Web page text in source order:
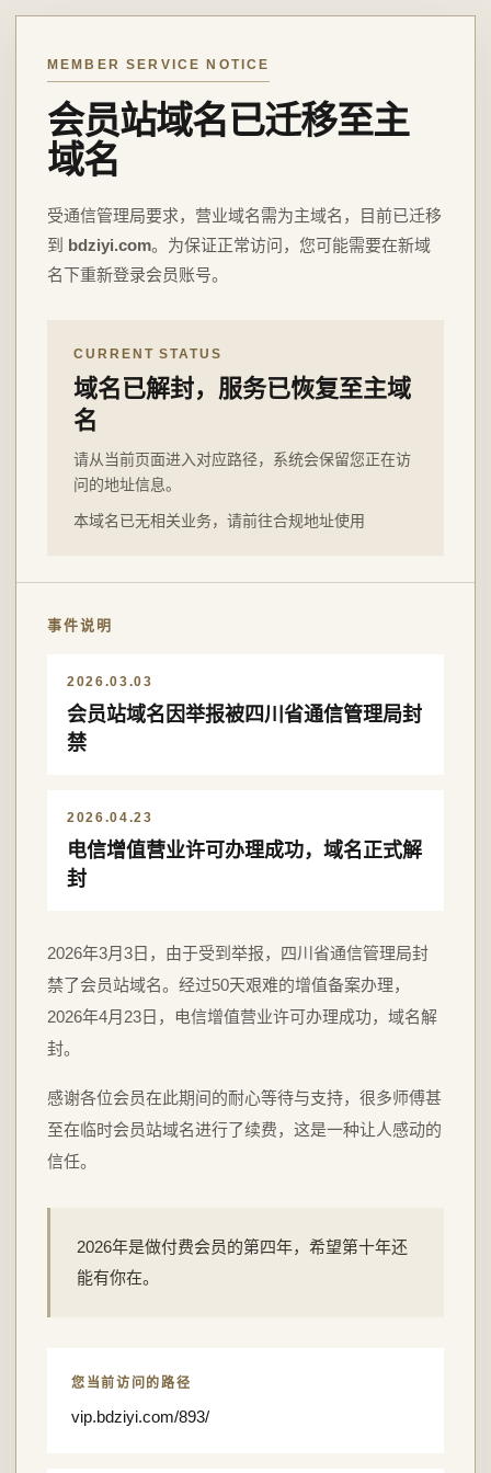
MEMBER SERVICE NOTICE
会员站域名已迁移至主
域名
受通信管理局要求，营业域名需为主域名，目前已迁移
到 bdziyi.com。为保证正常访问，您可能需要在新域
名下重新登录会员账号。
CURRENT STATUS
域名已解封，服务已恢复至主域
名
请从当前页面进入对应路径，系统会保留您正在访
问的地址信息。
本域名已无相关业务，请前往合规地址使用
事件说明
2026.03.03
会员站域名因举报被四川省通信管理局封
禁
2026.04.23
电信增值营业许可办理成功，域名正式解
封
2026年3月3日，由于受到举报，四川省通信管理局封
禁了会员站域名。经过50天艰难的增值备案办理，
2026年4月23日，电信增值营业许可办理成功，域名解
封。
感谢各位会员在此期间的耐心等待与支持，很多师傅甚
至在临时会员站域名进行了续费，这是一种让人感动的
信任。
2026年是做付费会员的第四年，希望第十年还
能有你在。
您当前访问的路径
vip.bdziyi.com/893/